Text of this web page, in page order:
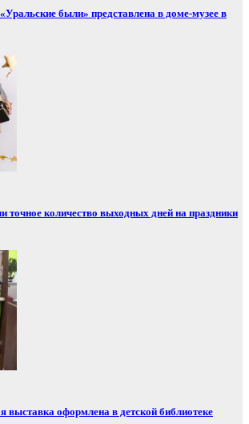
были» представлена в доме-музее в
точное количество выходных дней на праздники
выставка оформлена в детской библиотеке